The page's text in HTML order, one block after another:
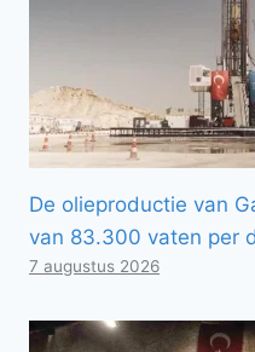
De olieproductie van
van 83.300 vaten per
7 augustus 2026